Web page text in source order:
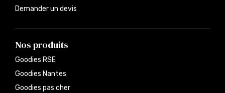
Demander un devis
Nos produits
Goodies RSE
Goodies Nantes
Goodies pas cher